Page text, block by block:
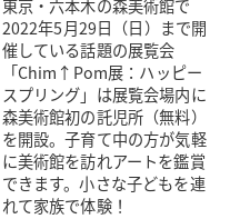
東京・六本木の森美術館で
2022年5月29日（日）まで開
催している話題の展覧会
「Chim↑Pom展：ハッピー
スプリング」は展覧会場内に
森美術館初の託児所（無料）
を開設。子育て中の方が気軽
に美術館を訪れアートを鑑賞
できます。小さな子どもを連
れて家族で体験！